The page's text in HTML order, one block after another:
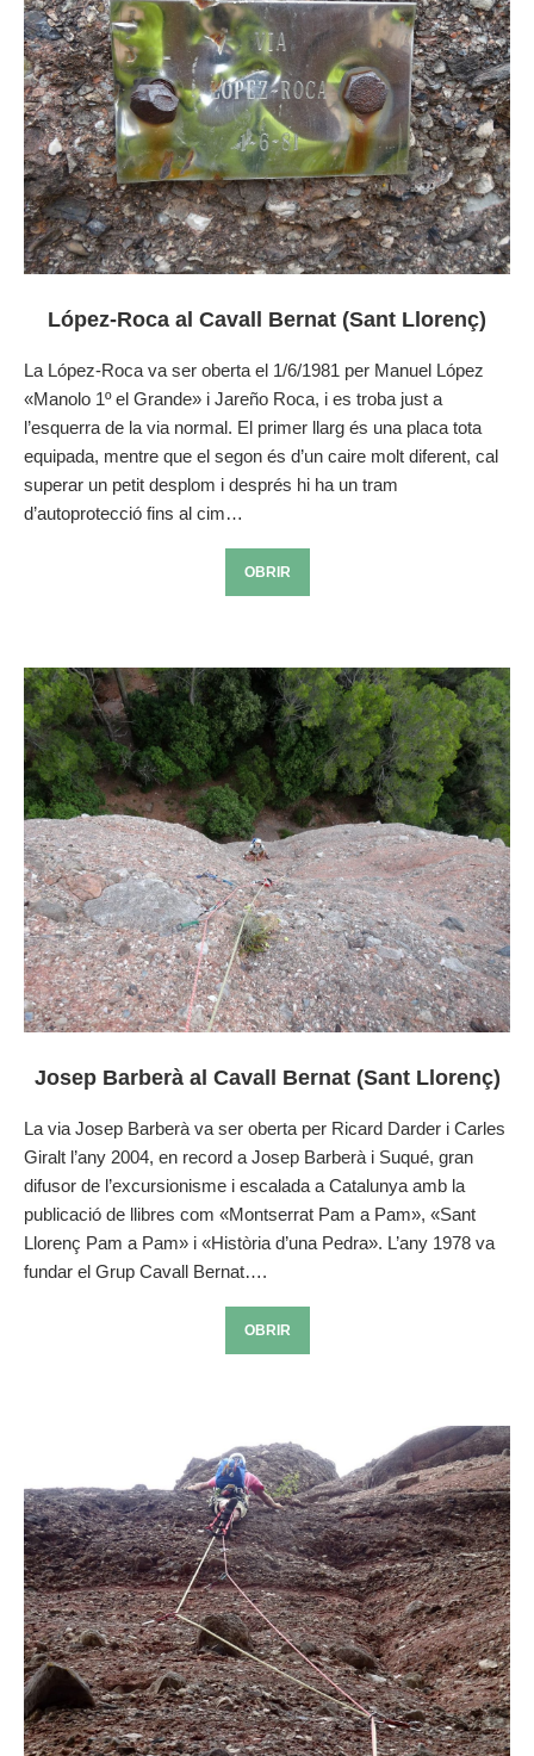
López-Roca al Cavall Bernat (Sant Llorenç)
La López-Roca va ser oberta el 1/6/1981 per Manuel López
«Manolo 1º el Grande» i Jareño Roca, i es troba just a
l’esquerra de la via normal. El primer llarg és una placa tota
equipada, mentre que el segon és d’un caire molt diferent, cal
superar un petit desplom i després hi ha un tram
d’autoprotecció fins al cim…
OBRIR
Josep Barberà al Cavall Bernat (Sant Llorenç)
La via Josep Barberà va ser oberta per Ricard Darder i Carles
Giralt l’any 2004, en record a Josep Barberà i Suqué, gran
difusor de l’excursionisme i escalada a Catalunya amb la
publicació de llibres com «Montserrat Pam a Pam», «Sant
Llorenç Pam a Pam» i «Història d’una Pedra». L’any 1978 va
fundar el Grup Cavall Bernat….
OBRIR